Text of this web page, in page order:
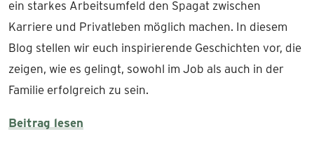
ein starkes Arbeitsumfeld den Spagat zwischen
Karriere und Privatleben möglich machen. In diesem
Blog stellen wir euch inspirierende Geschichten vor, die
zeigen, wie es gelingt, sowohl im Job als auch in der
Familie erfolgreich zu sein.
Beitrag lesen